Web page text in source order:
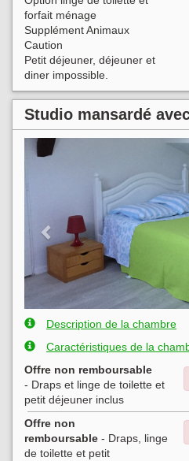
forfait ménage
Supplément Animaux
Caution
Petit déjeuner, déjeuner et
diner impossible.
Studio mansardé
Previous
Description de la chambre
Caractéristiques de la
Offre non remboursable
- Draps et linge de toilette et
petit déjeuner inclus
Offre non
remboursable - Draps, linge
de toilette et petit